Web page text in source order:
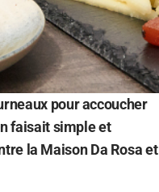
pour accoucher
faisait simple et
la Maison Da Rosa et